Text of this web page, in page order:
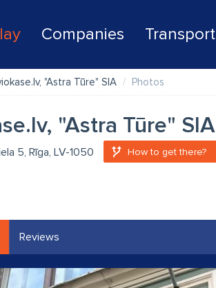
Companies Transport
"Astra Tūre" SIA Photos
"Astra Tūre" SIA
5, Rīga, LV-1050 How to get there?
Reviews